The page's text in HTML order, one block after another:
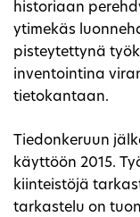
historiaan
ytimekäs
pisteytettynä
inventointina
tietokantaan.
Tiedonkeruun
käyttöön 2015.
kiinteistöjä
tarkastelu on